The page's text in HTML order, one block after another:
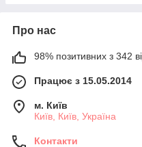
Про нас
98% позитивних з 342
Працює з 15.05.2014
м. Київ
Київ, Київ, Україна
Контакти